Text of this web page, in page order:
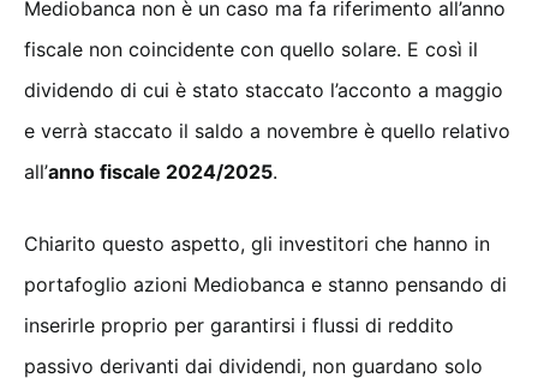
Mediobanca non è un caso ma fa riferimento all’anno
fiscale non coincidente con quello solare. E così il
dividendo di cui è stato staccato l’acconto a maggio
e verrà staccato il saldo a novembre è quello relativo
all’anno fiscale 2024/2025.
Chiarito questo aspetto, gli investitori che hanno in
portafoglio azioni Mediobanca e stanno pensando di
inserirle proprio per garantirsi i flussi di reddito
passivo derivanti dai dividendi, non guardano solo